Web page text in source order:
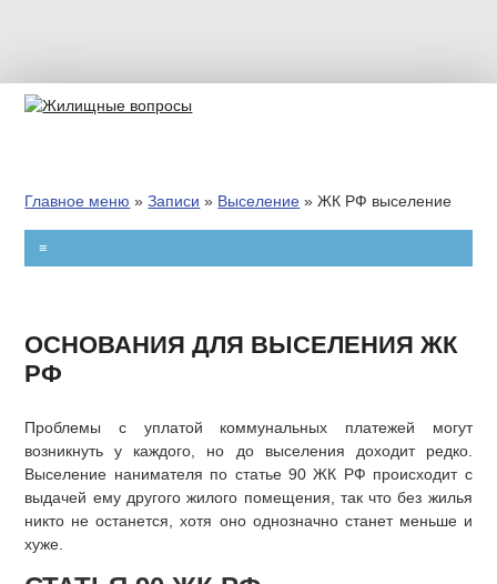
РЕКЛАМА
ПРИВАТИЗАЦИЯ
ЗАТОПЛЕНИЕ
ИПОТЕКА
ИЖС
Главное меню »Записи » Выселение »ЖК РФ выселение
≡
ОСНОВАНИЯ ДЛЯ ВЫСЕЛЕНИЯ ЖК
РФ
Проблемы с уплатой коммунальных платежей могут
возникнуть у каждого, но до выселения доходит редко.
Выселение нанимателя по статье 90 ЖК РФ происходит с
выдачей ему другого жилого помещения, так что без жилья
никто не останется, хотя оно однозначно станет меньше и
хуже.